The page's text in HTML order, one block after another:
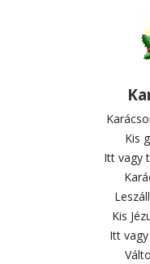
Kis
Itt vagy
Kis
Itt